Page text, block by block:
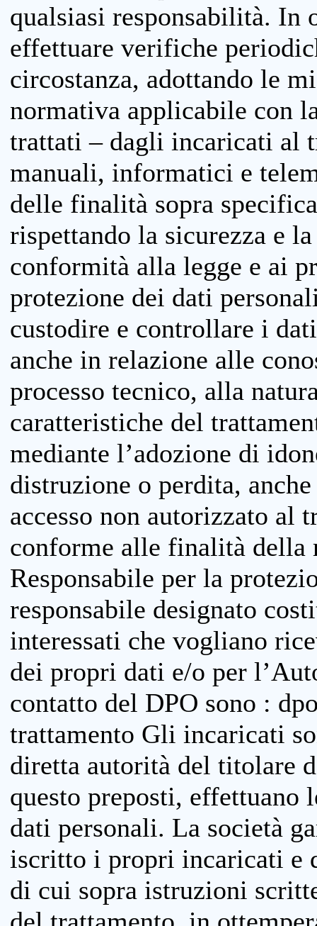
qualsiasi responsabilità. In
effettuare verifiche
circostanza, adottando le
normativa applicabile con
trattati – dagli incaricati al
manuali, informatici e
delle finalità sopra
rispettando la sicurezza e
conformità alla legge e ai
protezione dei dati
custodire e controllare i
anche in relazione alle
processo tecnico, alla
caratteristiche del
mediante l’adozione di
distruzione o perdita,
accesso non autorizzato al
conforme alle finalità della
Responsabile per la
responsabile designato
interessati che vogliano
dei propri dati e/o per
contatto del DPO sono :
trattamento Gli incaricati
diretta autorità del titolare
questo preposti, effettuano
dati personali. La società
iscritto i propri incaricati e
di cui sopra istruzioni